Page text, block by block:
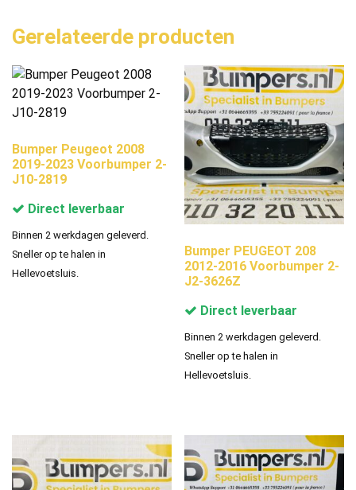
Gerelateerde producten
Bumper Peugeot 2008
2019-2023 Voorbumper 2-
J10-2819
Direct leverbaar
Binnen 2 werkdagen geleverd.
Sneller op te halen in
Hellevoetsluis.
Bumper PEUGEOT 208
2012-2016 Voorbumper 2-
J2-3626Z
Direct leverbaar
Binnen 2 werkdagen geleverd.
Sneller op te halen in
Hellevoetsluis.